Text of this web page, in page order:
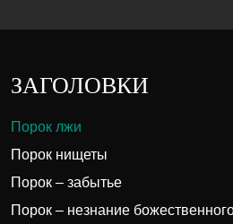
ЗАГОЛОВКИ
Порок лжи
Порок нищеты
Порок – забытье
Порок – незнание